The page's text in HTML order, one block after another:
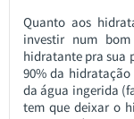
Quanto aos
investir num
hidratante pra sua
90% da
da água ingerida
tem que deixar o